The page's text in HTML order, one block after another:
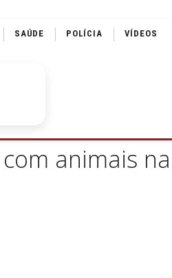
SAÚDE POLÍCIA VÍDEOS
animais